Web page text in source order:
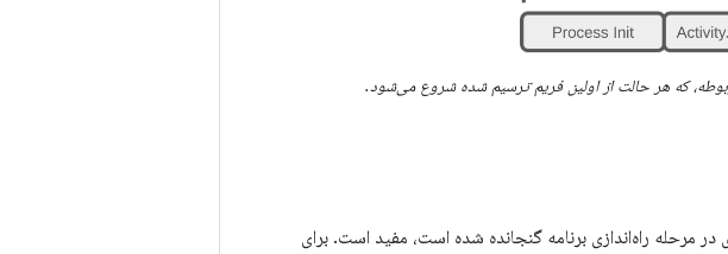
که هر حالت از اولین فریم ترسیم شده شروع می‌شود.
در مرحله راه‌اندازی برنامه گنجانده شده است، مفید است. برای